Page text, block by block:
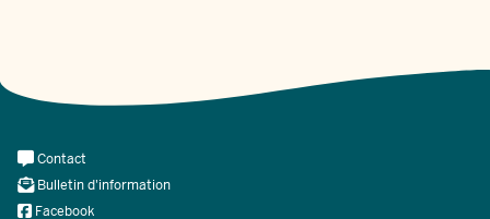
Meta
Navi
Social
Contact
Bulletin d'information
Facebook